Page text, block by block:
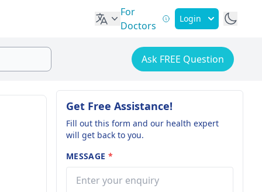
For
Doctors
Login
Ask FREE Question
Get Free Assistance!
Fill out this form and our health expert
will get back to you.
MESSAGE *